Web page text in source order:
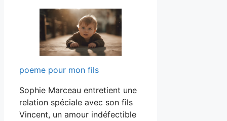
poeme pour mon fils
Sophie Marceau entretient une
relation spéciale avec son fils
Vincent, un amour indéfectible